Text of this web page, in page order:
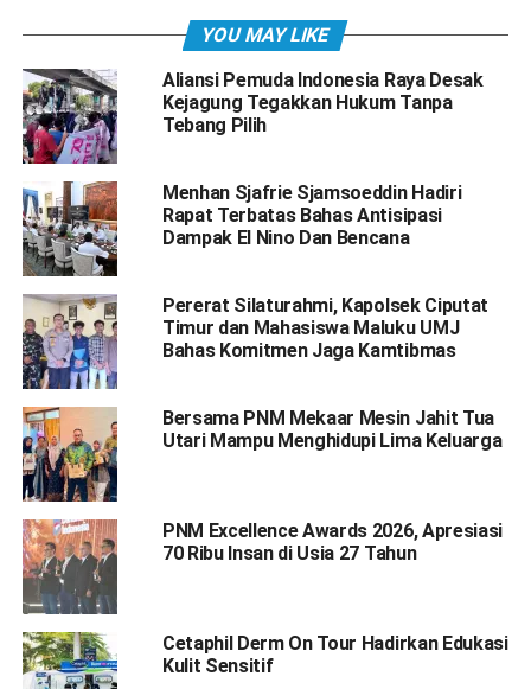
YOU MAY LIKE
Aliansi Pemuda Indonesia Raya Desak
Kejagung Tegakkan Hukum Tanpa
Tebang Pilih
Menhan Sjafrie Sjamsoeddin Hadiri
Rapat Terbatas Bahas Antisipasi
Dampak El Nino Dan Bencana
Pererat Silaturahmi, Kapolsek Ciputat
Timur dan Mahasiswa Maluku UMJ
Bahas Komitmen Jaga Kamtibmas
Bersama PNM Mekaar Mesin Jahit Tua
Utari Mampu Menghidupi Lima Keluarga
PNM Excellence Awards 2026, Apresiasi
70 Ribu Insan di Usia 27 Tahun
Cetaphil Derm On Tour Hadirkan Edukasi
Kulit Sensitif